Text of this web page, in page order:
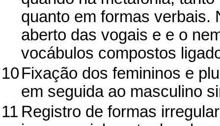
quanto em formas verbais.
aberto das vogais e e o
vocábulos compostos
10Fixação dos femininos e
em seguida ao masculino
11 Registro de formas